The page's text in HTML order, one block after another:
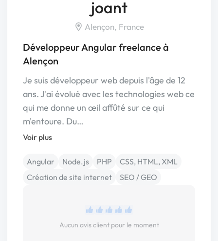
joant
Alençon, France
Développeur Angular freelance à
Alençon
Je suis développeur web depuis l'âge de 12
ans. J'ai évolué avec les technologies web ce
qui me donne un œil affûté sur ce qui
m'entoure. Du…
Voir plus
Angular Node.js PHP
CSS, HTML, XML
Création de site internet
SEO / GEO
Aucun avis client pour le moment